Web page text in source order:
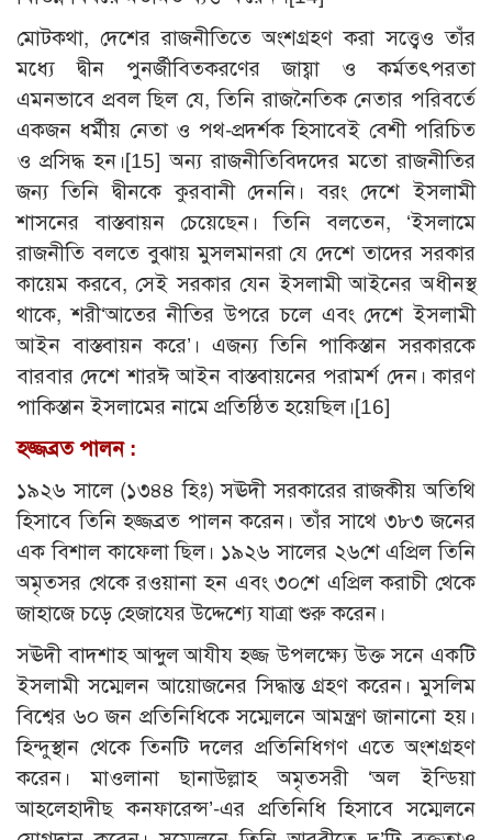
মোটকথা, দেশের রাজনীতিতে অংশগ্রহণ করা সত্ত্বেও তাঁর
মধ্যে দ্বীন পুনর্জীবিতকরণের জায্বা ও কর্মতৎপরতা
এমনভাবে প্রবল ছিল যে, তিনি রাজনৈতিক নেতার পরিবর্তে
একজন ধর্মীয় নেতা ও পথ-প্রদর্শক হিসাবেই বেশী পরিচিত
ও প্রসিদ্ধ হন।[15] অন্য রাজনীতিবিদদের মতো রাজনীতির
জন্য তিনি দ্বীনকে কুরবানী দেননি। বরং দেশে ইসলামী
শাসনের বাস্তবায়ন চেয়েছেন। তিনি বলতেন, ‘ইসলামে
রাজনীতি বলতে বুঝায় মুসলমানরা যে দেশে তাদের সরকার
কায়েম করবে, সেই সরকার যেন ইসলামী আইনের অধীনস্থ
থাকে, শরী‘আতের নীতির উপরে চলে এবং দেশে ইসলামী
আইন বাস্তবায়ন করে’। এজন্য তিনি পাকিস্তান সরকারকে
বারবার দেশে শারঈ আইন বাস্তবায়নের পরামর্শ দেন। কারণ
পাকিস্তান ইসলামের নামে প্রতিষ্ঠিত হয়েছিল।[16]
হজ্জব্রত পালন :
১৯২৬ সালে (১৩৪৪ হিঃ) সঊদী সরকারের রাজকীয় অতিথি
হিসাবে তিনি হজ্জব্রত পালন করেন। তাঁর সাথে ৩৮৩ জনের
এক বিশাল কাফেলা ছিল। ১৯২৬ সালের ২৬শে এপ্রিল তিনি
অমৃতসর থেকে রওয়ানা হন এবং ৩০শে এপ্রিল করাচী থেকে
জাহাজে চড়ে হেজাযের উদ্দেশ্যে যাত্রা শুরু করেন।
সঊদী বাদশাহ আব্দুল আযীয হজ্জ উপলক্ষ্যে উক্ত সনে একটি
ইসলামী সম্মেলন আয়োজনের সিদ্ধান্ত গ্রহণ করেন। মুসলিম
বিশ্বের ৬০ জন প্রতিনিধিকে সম্মেলনে আমন্ত্রণ জানানো হয়।
হিন্দুস্থান থেকে তিনটি দলের প্রতিনিধিগণ এতে অংশগ্রহণ
করেন। মাওলানা ছানাউল্লাহ অমৃতসরী ‘অল ইন্ডিয়া
আহলেহাদীছ কনফারেন্স’-এর প্রতিনিধি হিসাবে সম্মেলনে